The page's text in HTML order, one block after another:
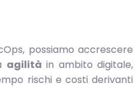
possiamo accrescere
agilità in ambito digitale,
rischi e costi derivanti